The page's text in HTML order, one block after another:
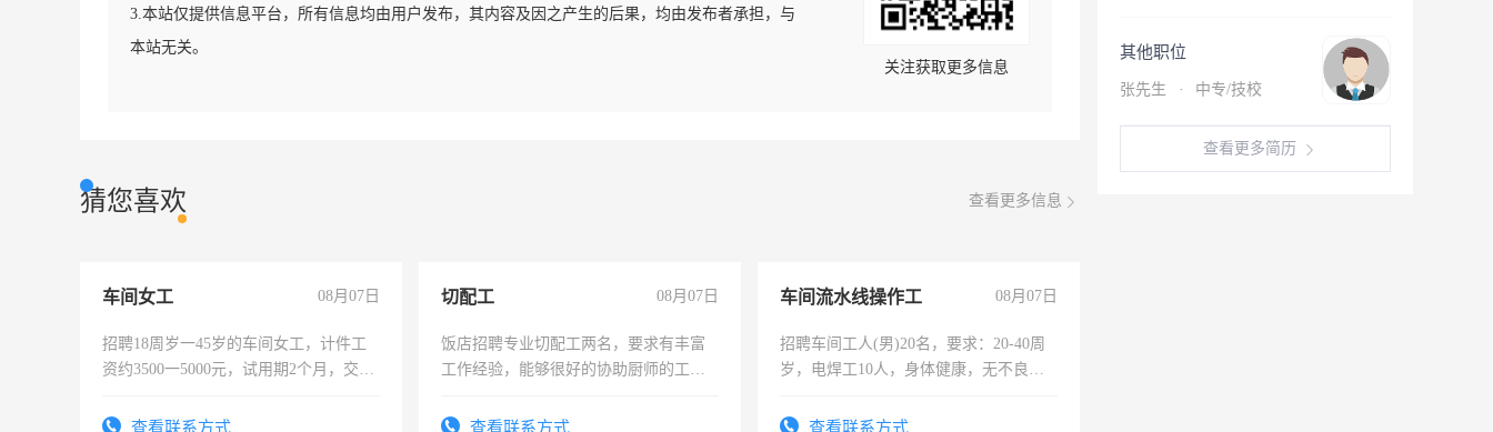
3.本站仅提供信息平台，所有信息均由用户发布，其内容及因之产生的后果，均由发布者承担，与
本站无关。
关注获取更多信息
猜您喜欢 查看更多信息
车间女工 08月07日
招聘18周岁一45岁的车间女工，计件工
资约3500一5000元，试用期2个月，交五
查看联系方式
切配工 08月07日
饭店招聘专业切配工两名，要求有丰富
工作经验，能够很好的协助厨师的工
4500。查看联系方式
车间流水线操作工 08月07日
招聘车间工人(男)20名，要求：20-40周
岁，电焊工10人，身体健康，无不良嗜
宿，免费发放劳保用品，两班倒，每月
查看联系方式
其他职位
张先生 · 中专/技校
查看更多简历